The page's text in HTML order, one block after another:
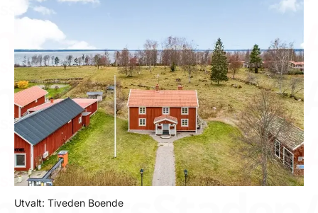
Utvalt: Tiveden Boende